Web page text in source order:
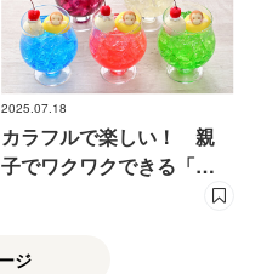
2025.07.18
カラフルで楽しい！ 親
子でワクワクできる「お
さるのジョージ」キッチ
ジ